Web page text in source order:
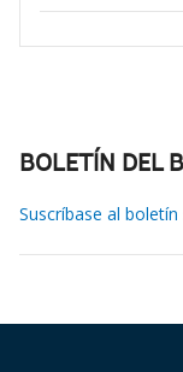
BOLETÍN DEL
Suscríbase al